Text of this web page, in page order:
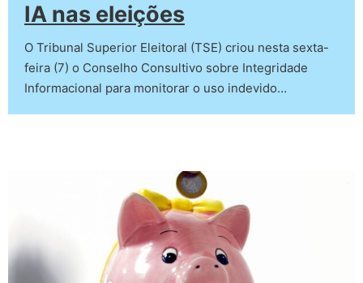
IA nas eleições
O Tribunal Superior Eleitoral (TSE) criou nesta sexta-
feira (7) o Conselho Consultivo sobre Integridade
Informacional para monitorar o uso indevido…